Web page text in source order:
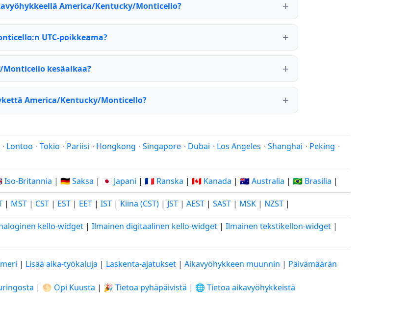
America/Kentucky/Monticello?
UTC-poikkeama?
kesäaikaa?
America/Kentucky/Monticello?
· Lontoo · Tokio · Pariisi · Hongkong · Singapore · Dubai · Los Angeles · Shanghai · Peking ·
Iso-Britannia | 🇩🇪 Saksa | 🇯🇵 Japani | 🇫🇷 Ranska | 🇨🇦 Kanada | 🇦🇺 Australia | 🇧🇷 Brasilia |
| MST | CST | EST | EET | IST | Kiina (CST) | JST | AEST | SAST | MSK | NZST |
kello-widget | Ilmainen digitaalinen kello-widget | Ilmainen tekstikellon-widget |
| Lisää aika-työkaluja | Laskenta-ajatukset | Aikavyöhykkeen muunnin | Päivämäärän
| 🌕 Opi Kuusta | 🎉 Tietoa pyhäpäivistä | 🌐 Tietoa aikavyöhykkeistä